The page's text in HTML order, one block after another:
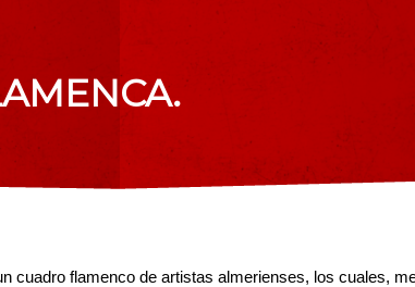
cuadro flamenco de artistas almerienses, los cuales,